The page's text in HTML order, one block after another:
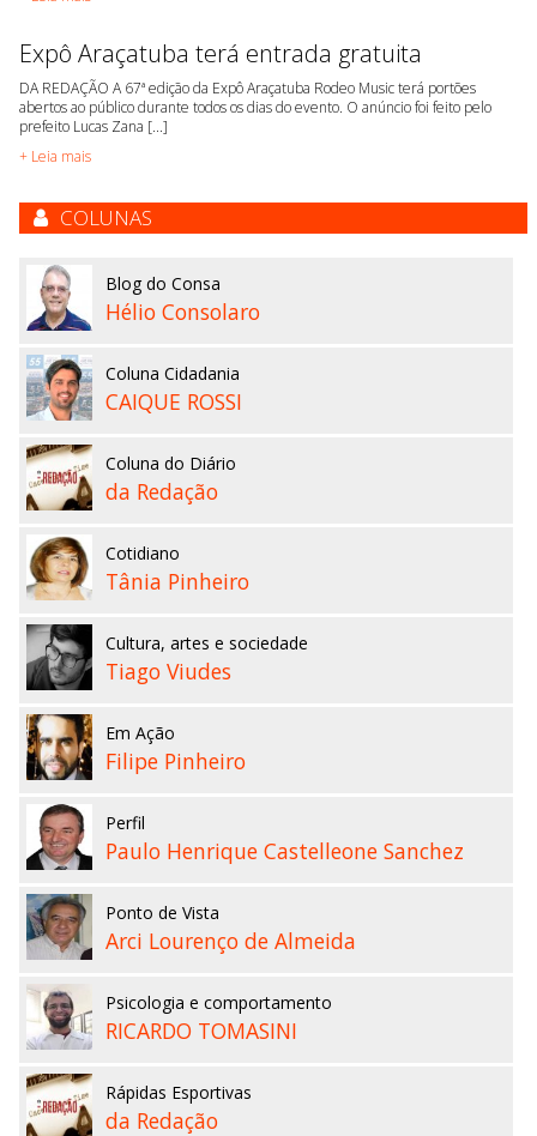
Expô Araçatuba terá entrada gratuita
DA REDAÇÃO A 67ª edição da Expô Araçatuba Rodeo Music terá portões
abertos ao público durante todos os dias do evento. O anúncio foi feito pelo
prefeito Lucas Zana [...]
+ Leia mais
COLUNAS
Blog do Consa
Hélio Consolaro
Coluna Cidadania
CAIQUE ROSSI
Coluna do Diário
da Redação
Cotidiano
Tânia Pinheiro
Cultura, artes e sociedade
Tiago Viudes
Em Ação
Filipe Pinheiro
Perfil
Paulo Henrique Castelleone Sanchez
Ponto de Vista
Arci Lourenço de Almeida
Psicologia e comportamento
RICARDO TOMASINI
Rápidas Esportivas
da Redação